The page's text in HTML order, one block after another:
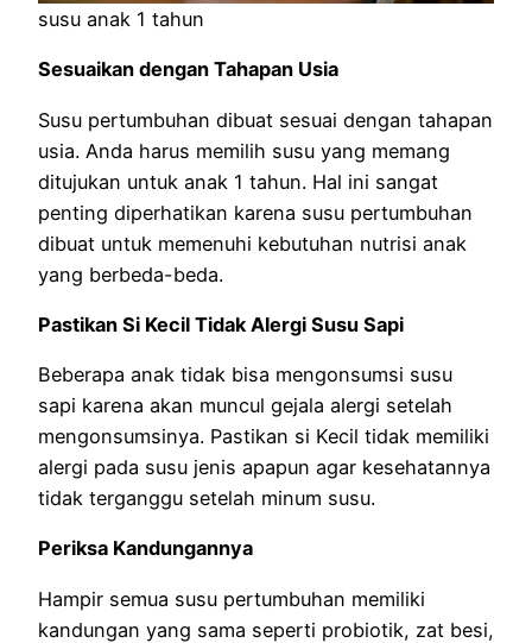
susu anak 1 tahun
Sesuaikan dengan Tahapan Usia
Susu pertumbuhan dibuat sesuai dengan tahapan
usia. Anda harus memilih susu yang memang
ditujukan untuk anak 1 tahun. Hal ini sangat
penting diperhatikan karena susu pertumbuhan
dibuat untuk memenuhi kebutuhan nutrisi anak
yang berbeda-beda.
Pastikan Si Kecil Tidak Alergi Susu Sapi
Beberapa anak tidak bisa mengonsumsi susu
sapi karena akan muncul gejala alergi setelah
mengonsumsinya. Pastikan si Kecil tidak memiliki
alergi pada susu jenis apapun agar kesehatannya
tidak terganggu setelah minum susu.
Periksa Kandungannya
Hampir semua susu pertumbuhan memiliki
kandungan yang sama seperti probiotik, zat besi,